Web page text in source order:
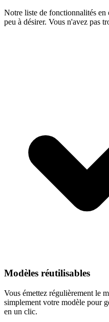
Notre liste de fonctionnalités en
peu à désirer. Vous n'avez pas
Modèles réutilisables
Vous émettez régulièrement le
simplement votre modèle pour
en un clic.